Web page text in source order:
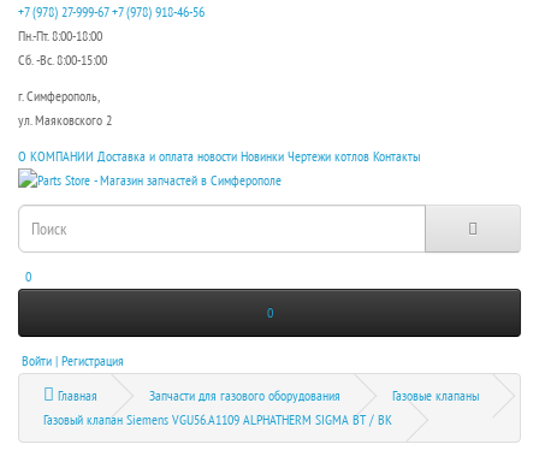
+7 (978) 27-999-67 +7 (978) 918-46-56
Пн.-Пт. 8:00-18:00
Сб. -Вс. 8:00-15:00
г. Симферополь,
ул. Маяковского 2
О КОМПАНИИ Доставка и оплата новости Новинки Чертежи котлов Контакты
0
0
Войти | Регистрация
Главная
Запчасти для газового оборудования
Газовые клапаны
Газовый клапан Siemens VGU56.A1109 ALPHATHERM SIGMA ВТ / BK